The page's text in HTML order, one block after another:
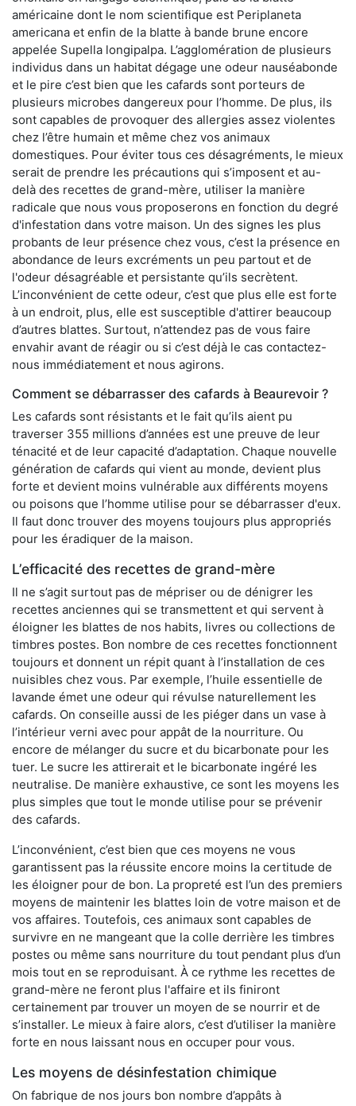
américaine dont le nom scientifique est Periplaneta
americana et enfin de la blatte à bande brune encore
appelée Supella longipalpa. L’agglomération de plusieurs
individus dans un habitat dégage une odeur nauséabonde
et le pire c’est bien que les cafards sont porteurs de
plusieurs microbes dangereux pour l’homme. De plus, ils
sont capables de provoquer des allergies assez violentes
chez l’être humain et même chez vos animaux
domestiques. Pour éviter tous ces désagréments, le mieux
serait de prendre les précautions qui s’imposent et au-
delà des recettes de grand-mère, utiliser la manière
radicale que nous vous proposerons en fonction du degré
d'infestation dans votre maison. Un des signes les plus
probants de leur présence chez vous, c’est la présence en
abondance de leurs excréments un peu partout et de
l'odeur désagréable et persistante qu’ils secrètent.
L’inconvénient de cette odeur, c’est que plus elle est forte
à un endroit, plus, elle est susceptible d'attirer beaucoup
d’autres blattes. Surtout, n’attendez pas de vous faire
envahir avant de réagir ou si c’est déjà le cas contactez-
nous immédiatement et nous agirons.
Comment se débarrasser des cafards à Beaurevoir ?
Les cafards sont résistants et le fait qu’ils aient pu
traverser 355 millions d’années est une preuve de leur
ténacité et de leur capacité d’adaptation. Chaque nouvelle
génération de cafards qui vient au monde, devient plus
forte et devient moins vulnérable aux différents moyens
ou poisons que l’homme utilise pour se débarrasser d'eux.
Il faut donc trouver des moyens toujours plus appropriés
pour les éradiquer de la maison.
L’efficacité des recettes de grand-mère
Il ne s’agit surtout pas de mépriser ou de dénigrer les
recettes anciennes qui se transmettent et qui servent à
éloigner les blattes de nos habits, livres ou collections de
timbres postes. Bon nombre de ces recettes fonctionnent
toujours et donnent un répit quant à l’installation de ces
nuisibles chez vous. Par exemple, l’huile essentielle de
lavande émet une odeur qui révulse naturellement les
cafards. On conseille aussi de les piéger dans un vase à
l’intérieur verni avec pour appât de la nourriture. Ou
encore de mélanger du sucre et du bicarbonate pour les
tuer. Le sucre les attirerait et le bicarbonate ingéré les
neutralise. De manière exhaustive, ce sont les moyens les
plus simples que tout le monde utilise pour se prévenir
des cafards.
L’inconvénient, c’est bien que ces moyens ne vous
garantissent pas la réussite encore moins la certitude de
les éloigner pour de bon. La propreté est l’un des premiers
moyens de maintenir les blattes loin de votre maison et de
vos affaires. Toutefois, ces animaux sont capables de
survivre en ne mangeant que la colle derrière les timbres
postes ou même sans nourriture du tout pendant plus d’un
mois tout en se reproduisant. À ce rythme les recettes de
grand-mère ne feront plus l'affaire et ils finiront
certainement par trouver un moyen de se nourrir et de
s’installer. Le mieux à faire alors, c’est d’utiliser la manière
forte en nous laissant nous en occuper pour vous.
Les moyens de désinfestation chimique
On fabrique de nos jours bon nombre d’appâts à